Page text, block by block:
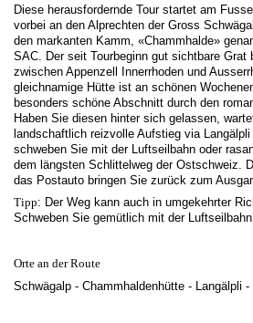
Diese herausfordernde Tour startet am
vorbei an den Alprechten der Gross
den markanten Kamm, «Chammhalde»
SAC. Der seit Tourbeginn gut sichtbare Grat
zwischen Appenzell Innerrhoden und
gleichnamige Hütte ist an schönen
besonders schöne Abschnitt durch den
Haben Sie diesen hinter sich gelassen,
landschaftlich reizvolle Aufstieg via
schweben Sie mit der Luftseilbahn oder
dem längsten Schlittelweg der Ostschweiz.
das Postauto bringen Sie zurück zum
Tipp: Der Weg kann auch in umgekehrter
Schweben Sie gemütlich mit der
Orte an der Route
Schwägalp - Chammhaldenhütte - Langälpli -